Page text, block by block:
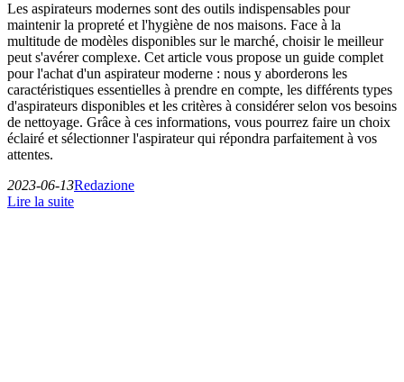
Les aspirateurs modernes sont des outils indispensables pour
maintenir la propreté et l'hygiène de nos maisons. Face à la
multitude de modèles disponibles sur le marché, choisir le meilleur
peut s'avérer complexe. Cet article vous propose un guide complet
pour l'achat d'un aspirateur moderne : nous y aborderons les
caractéristiques essentielles à prendre en compte, les différents types
d'aspirateurs disponibles et les critères à considérer selon vos besoins
de nettoyage. Grâce à ces informations, vous pourrez faire un choix
éclairé et sélectionner l'aspirateur qui répondra parfaitement à vos
attentes.
2023-06-13Redazione
Lire la suite